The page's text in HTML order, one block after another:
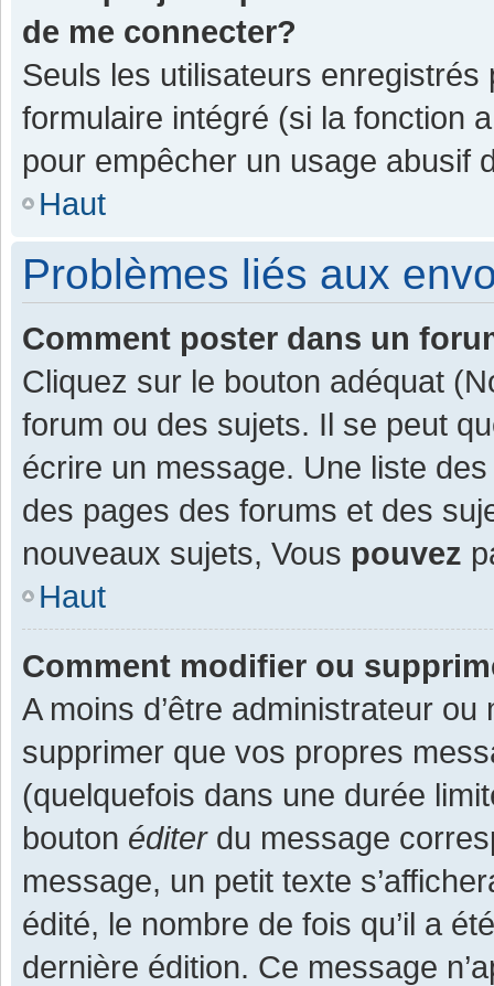
de me connecter?
Seuls les utilisateurs enregistrés
formulaire intégré (si la fonction
pour empêcher un usage abusif
Haut
Problèmes liés aux
Comment poster dans un
Cliquez sur le bouton adéquat
forum ou des sujets. Il se peut
écrire un message. Une liste
des pages des forums et des
nouveaux sujets, Vous pouvez
Haut
Comment modifier ou
A moins d’être administrateur
supprimer que vos propres
(quelquefois dans une durée
bouton éditerdu message
message, un petit texte
édité, le nombre de fois qu’il a
dernière édition. Ce message